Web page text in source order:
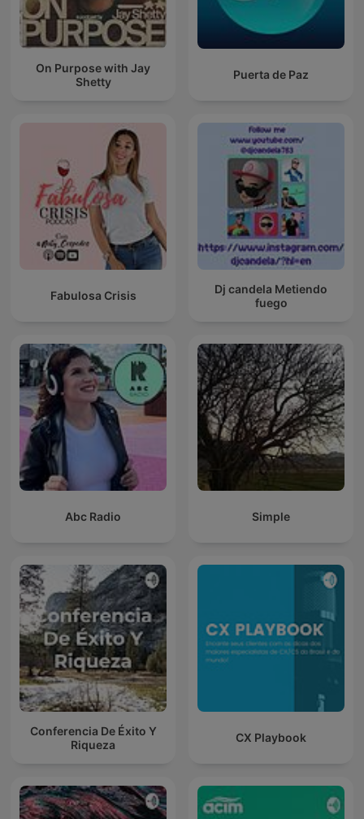
On Purpose with Jay
Shetty
Puerta de Paz
Fabulosa Crisis
Dj candela Metiendo
fuego
Abc Radio Simple
Conferencia De Éxito Y
Riqueza
CX Playbook